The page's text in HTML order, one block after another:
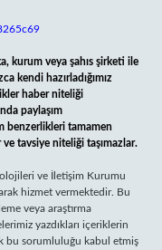
kurum veya şahıs şirketi ile
kendi hazırladığımız
haber niteliği
paylaşım
benzerlikleri tamamen
tavsiye niteliği taşımazlar.
ve İletişim Kurumu
hizmet vermektedir. Bu
veya araştırma
yazdıkları içeriklerin
bu sorumluluğu kabul etmiş